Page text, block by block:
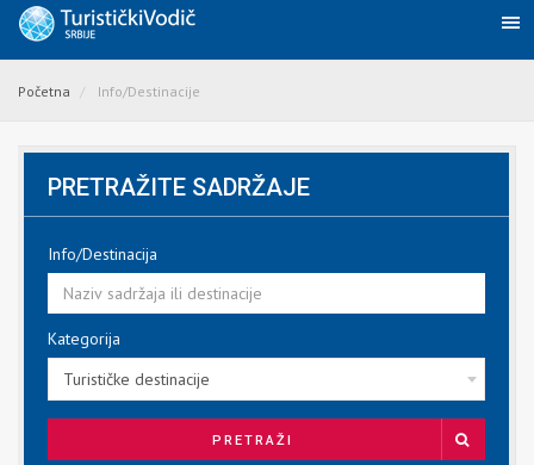
Početna Info/Destinacije
PRETRAŽITE SADRŽAJE
Info/Destinacija
Kategorija
Turističke destinacije
PRETRAŽI